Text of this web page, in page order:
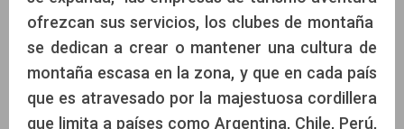
ofrezcan sus servicios, los clubes de montaña
se dedican a crear o mantener una cultura de
montaña escasa en la zona, y que en cada país
que es atravesado por la majestuosa cordillera
que limita a países como Argentina, Chile, Perú,